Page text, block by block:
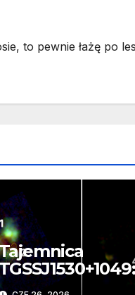
to pewnie łażę po
Webba